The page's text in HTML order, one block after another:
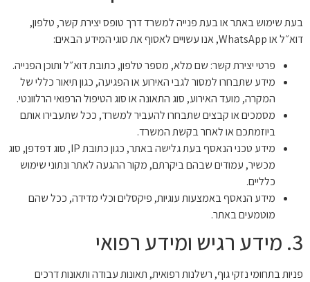
בעת שימוש באתר או בעת פנייה למשרד דרך טופס יצירת קשר, טלפון,
דוא״ל או WhatsApp, אנו עשויים לאסוף את סוגי המידע הבאים:
פרטי יצירת קשר: שם מלא, מספר טלפון, כתובת דוא״ל ותוכן הפנייה.
מידע שתבחרו למסור לגבי האירוע או הפגיעה, כגון תיאור כללי של
המקרה, מועד האירוע, סוג התאונה או סוג הטיפול הרפואי הרלוונטי.
מסמכים או קבצים שתבחרו להעביר למשרד, ככל שתעבירו אותם
ביוזמתכם או לאחר בקשת המשרד.
מידע טכני הנאסף בעת גלישה באתר, כגון כתובת IP, סוג דפדפן, סוג
מכשיר, עמודים שבהם ביקרתם, מקור ההגעה לאתר ונתוני שימוש
כלליים.
מידע הנאסף באמצעות עוגיות, פיקסלים וכלי מדידה, ככל שהם
מוטמעים באתר.
3. מידע רגיש ומידע רפואי
פניות בתחומי נזקי גוף, רשלנות רפואית, תאונות עבודה ותאונות דרכים